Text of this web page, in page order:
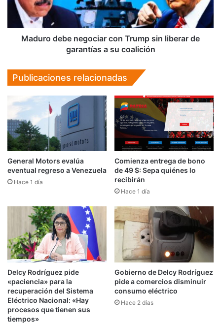
liberar
garantías
Maduro debe negociar con Trump sin liberar de
garantías a su coalición
Publicaciones relacionadas
General Motors evalúa
eventual regreso a Venezuela
Hace 1 día
Comienza entrega de bono
de 49 $: Sepa quiénes lo
recibirán
Hace 1 día
Delcy Rodríguez pide
«paciencia» para la
recuperación del Sistema
Eléctrico Nacional: «Hay
procesos que tienen sus
tiempos»
Gobierno de Delcy Rodríguez
pide a comercios disminuir
consumo eléctrico
Hace 2 días